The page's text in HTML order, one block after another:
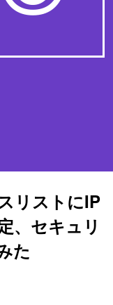
リストにIP
、セキュリ
た